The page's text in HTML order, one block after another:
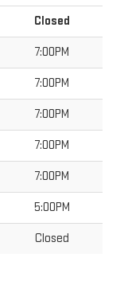
Closed
7:00PM
7:00PM
7:00PM
7:00PM
7:00PM
5:00PM
Closed